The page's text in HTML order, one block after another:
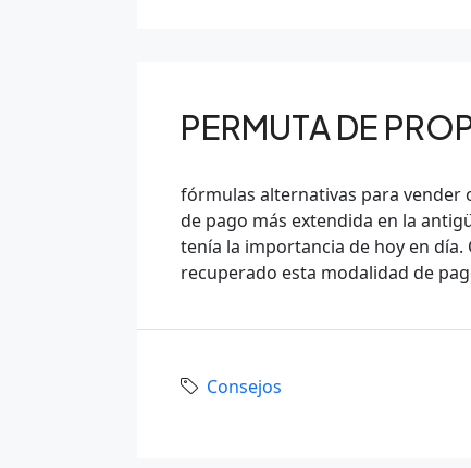
PERMUTA DE
fórmulas alternativas para vender
de pago más extendida en la
tenía la importancia de hoy en
recuperado esta modalidad de
Consejos